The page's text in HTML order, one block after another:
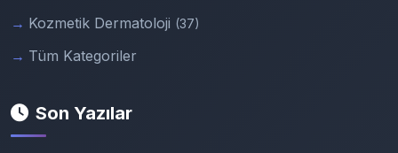
Kozmetik Dermatoloji (37)
Tüm Kategoriler
Son Yazılar